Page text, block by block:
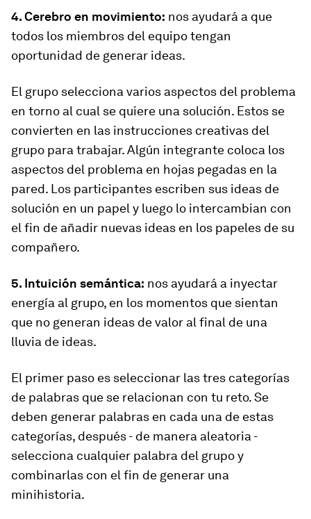
4. Cerebro en movimiento: nos ayudará a que
todos los miembros del equipo tengan
oportunidad de generar ideas.
El grupo selecciona varios aspectos del problema
en torno al cual se quiere una solución. Estos se
convierten en las instrucciones creativas del
grupo para trabajar. Algún integrante coloca los
aspectos del problema en hojas pegadas en la
pared. Los participantes escriben sus ideas de
solución en un papel y luego lo intercambian con
el fin de añadir nuevas ideas en los papeles de su
compañero.
5. Intuición semántica: nos ayudará a inyectar
energía al grupo, en los momentos que sientan
que no generan ideas de valor al final de una
lluvia de ideas.
El primer paso es seleccionar las tres categorías
de palabras que se relacionan con tu reto. Se
deben generar palabras en cada una de estas
categorías, después - de manera aleatoria -
selecciona cualquier palabra del grupo y
combinarlas con el fin de generar una
minihistoria.